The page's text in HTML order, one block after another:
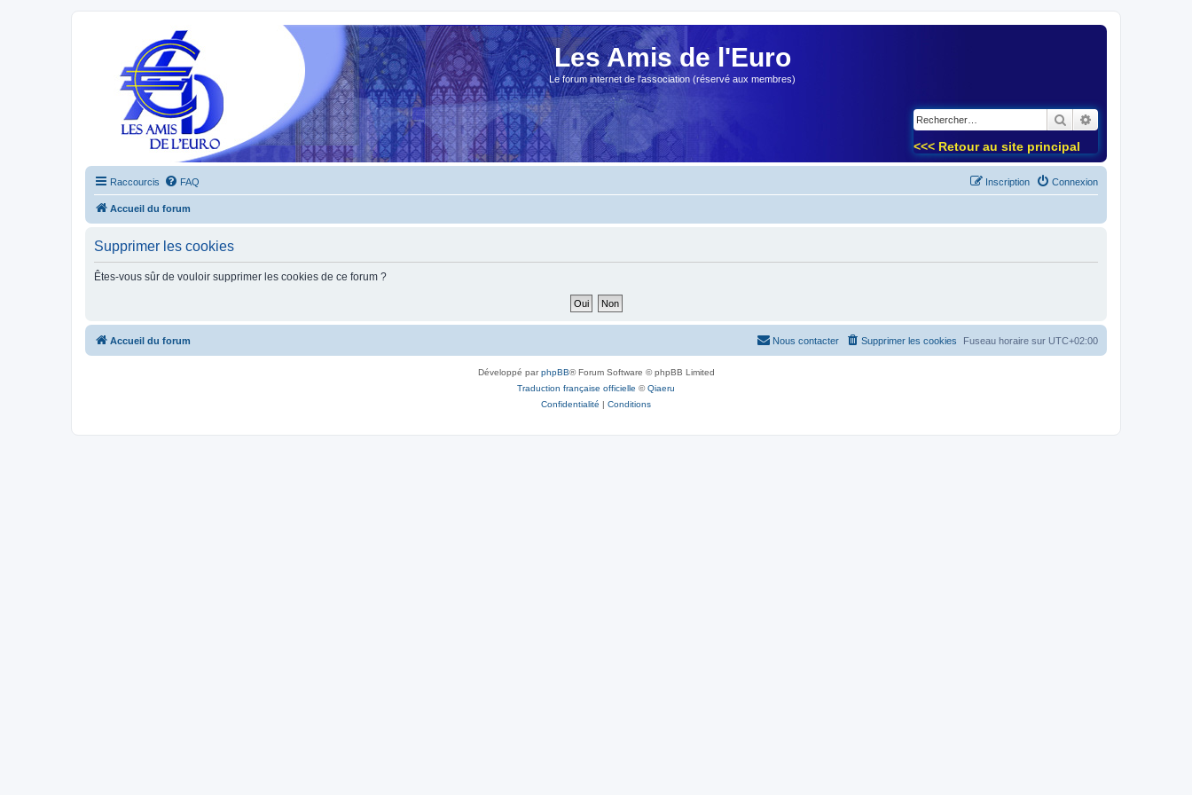
Les Amis de l'Euro
Le forum internet de l'association (réservé aux membres)
Rechercher
<<< Retour au site principal
Raccourcis FAQ Connexion
Inscription
Accueil du forum
Supprimer les cookies
Êtes-vous sûr de vouloir supprimer les cookies de ce forum ?
Accueil du forum Fuseau horaire sur UTC+02:00
Supprimer les cookies
Nous contacter
Développé parphpBB® Forum Software © phpBB Limited
Traduction française officielle ©Qiaeru
Confidentialité | Conditions